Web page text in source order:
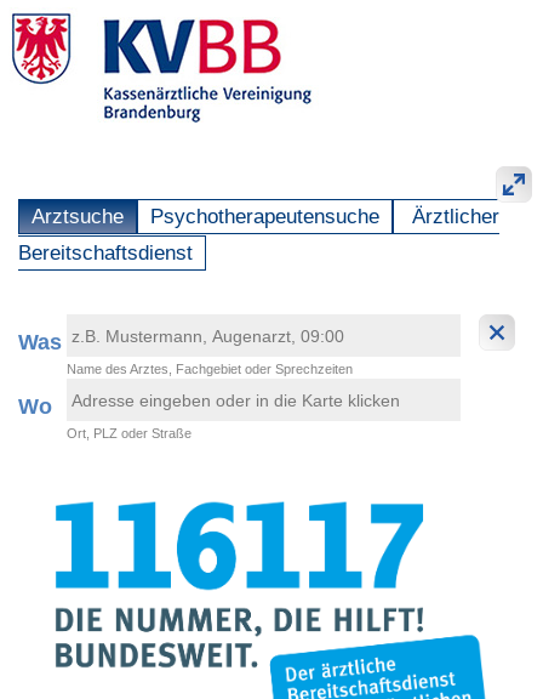
Arztsuche Psychotherapeutensuche
Ärztlicher
Bereitschaftsdienst
Was
Name des Arztes, Fachgebiet oder Sprechzeiten
Wo
Ort, PLZ oder Straße